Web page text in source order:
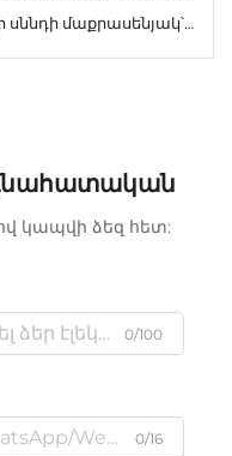
մաքրասենյակ՝ 1
անշարժ
կապվի ձեզ հետ:
0/100
0/16